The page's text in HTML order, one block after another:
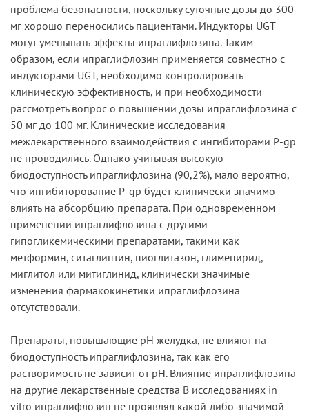
проблема безопасности, поскольку суточные дозы до 300
мг хорошо переносились пациентами. Индукторы UGT
могут уменьшать эффекты ипраглифлозина. Таким
образом, если ипраглифлозин применяется совместно с
индукторами UGT, необходимо контролировать
клиническую эффективность, и при необходимости
рассмотреть вопрос о повышении дозы ипраглифлозина с
50 мг до 100 мг. Клинические исследования
межлекарственного взаимодействия с ингибиторами P-gp
не проводились. Однако учитывая высокую
биодоступность ипраглифлозина (90,2%), мало вероятно,
что ингибиторование P-gp будет клинически значимо
влиять на абсорбцию препарата. При одновременном
применении ипраглифлозина с другими
гипогликемическими препаратами, такими как
метформин, ситаглиптин, пиоглитазон, глимепирид,
миглитол или митиглинид, клинически значимые
изменения фармакокинетики ипраглифлозина
отсутствовали.
Препараты, повышающие рН желудка, не влияют на
биодоступность ипраглифлозина, так как его
растворимость не зависит от рН. Влияние ипраглифлозина
на другие лекарственные средства В исследованиях in
vitro ипраглифлозин не проявлял какой-либо значимой